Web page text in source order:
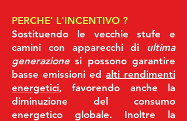
PERCHE' L'INCENTIVO ?
Sostituendo le vecchie stufe e
camini con apparecchi di ultima
generazionesi possono garantire
basse emissioni ed alti rendimenti
energetici, favorendo anche la
diminuzione del consumo
energetico globale. Inoltre la